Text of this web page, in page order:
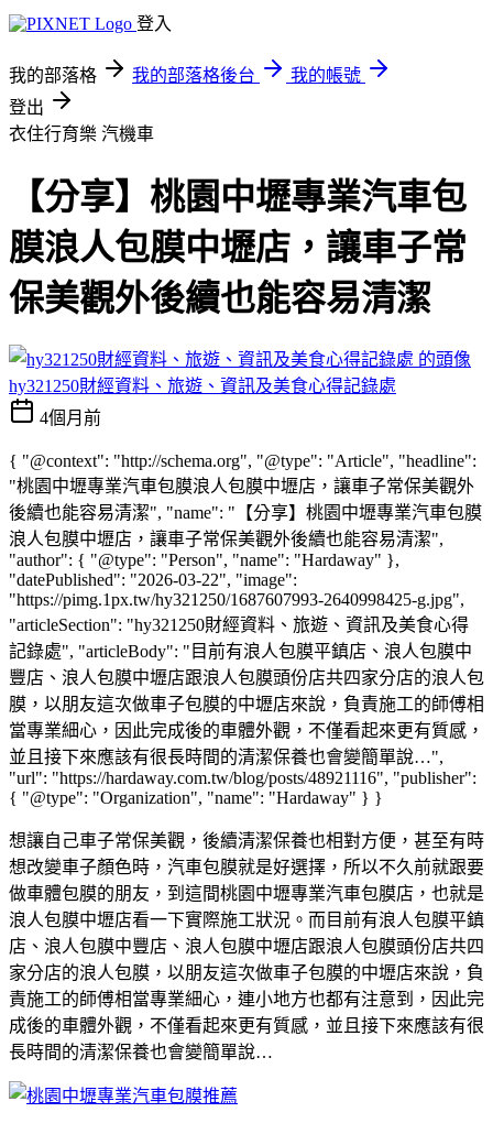
登入
我的部落格 我的部落格後台
我的帳號
登出
衣住行育樂 汽機車
【分享】桃園中壢專業汽車包
膜浪人包膜中壢店，讓車子常
保美觀外後續也能容易清潔
hy321250財經資料、旅遊、資訊及美食心得記錄處
4個月前
{ "@context": "http://schema.org", "@type": "Article", "headline":
"桃園中壢專業汽車包膜浪人包膜中壢店，讓車子常保美觀外
後續也能容易清潔", "name": "【分享】桃園中壢專業汽車包膜
浪人包膜中壢店，讓車子常保美觀外後續也能容易清潔",
"author": { "@type": "Person", "name": "Hardaway" },
"datePublished": "2026-03-22", "image":
"https://pimg.1px.tw/hy321250/1687607993-2640998425-g.jpg",
"articleSection": "hy321250財經資料、旅遊、資訊及美食心得
記錄處", "articleBody": "目前有浪人包膜平鎮店、浪人包膜中
豐店、浪人包膜中壢店跟浪人包膜頭份店共四家分店的浪人包
膜，以朋友這次做車子包膜的中壢店來說，負責施工的師傅相
當專業細心，因此完成後的車體外觀，不僅看起來更有質感，
並且接下來應該有很長時間的清潔保養也會變簡單說…",
"url": "https://hardaway.com.tw/blog/posts/48921116", "publisher":
{ "@type": "Organization", "name": "Hardaway" } }
想讓自己車子常保美觀，後續清潔保養也相對方便，甚至有時
想改變車子顏色時，汽車包膜就是好選擇，所以不久前就跟要
做車體包膜的朋友，到這間桃園中壢專業汽車包膜店，也就是
浪人包膜中壢店看一下實際施工狀況。而目前有浪人包膜平鎮
店、浪人包膜中豐店、浪人包膜中壢店跟浪人包膜頭份店共四
家分店的浪人包膜，以朋友這次做車子包膜的中壢店來說，負
責施工的師傅相當專業細心，連小地方也都有注意到，因此完
成後的車體外觀，不僅看起來更有質感，並且接下來應該有很
長時間的清潔保養也會變簡單說…